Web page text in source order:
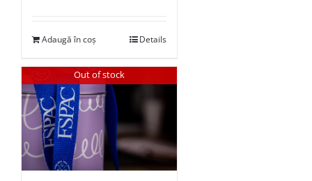
Adaugă în coș Details
Out of stock